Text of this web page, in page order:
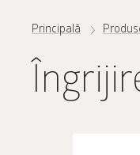
Principală